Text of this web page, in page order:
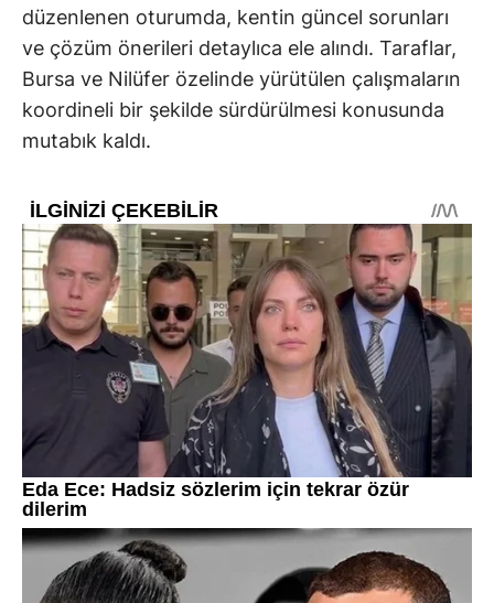
düzenlenen oturumda, kentin güncel sorunları
ve çözüm önerileri detaylıca ele alındı. Taraflar,
Bursa ve Nilüfer özelinde yürütülen çalışmaların
koordineli bir şekilde sürdürülmesi konusunda
mutabık kaldı.